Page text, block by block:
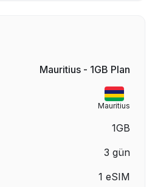
Mauritius - 1GB Plan
Mauritius
1GB
3 gün
1 eSIM